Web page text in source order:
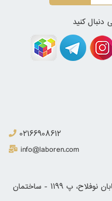
دنبال کنید
02166908612
info@laboren.com
تهران، خیابان جمهوری اسلامی، نبش خیابان نوفلاح، پ 1199 - ساختمان